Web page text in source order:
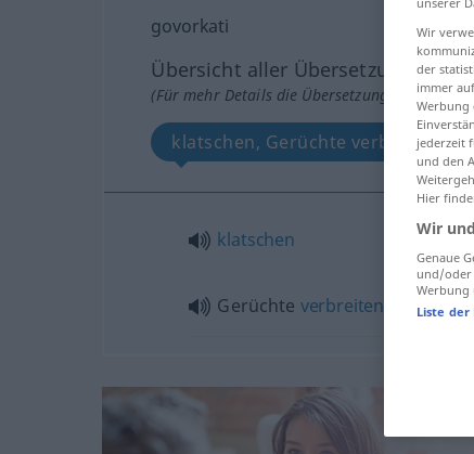
govorkati
Übersicht aller Übersetzungen
(Für mehr Details die Übersetzung anklicken/
klatschen, Gerüchte verbreiten
klatschen
Gerüchte verbreiten
Wir
der
immer
Werbung
jederzeit
und den
Hier
Wir
Genaue
und/oder
Werbung
Liste